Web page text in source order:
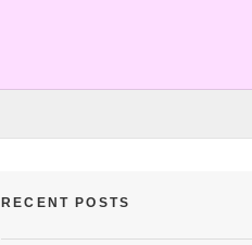
RECENT POSTS